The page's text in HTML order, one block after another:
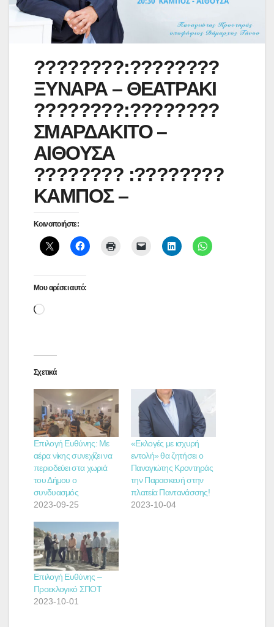
????????:????????
ΞΥΝΑΡΑ – ΘΕΑΤΡΑΚΙ
????????:????????
ΣΜΑΡΔΑΚΙΤΟ –
ΑΙΘΟΥΣΑ
???????? :????????
ΚΑΜΠΟΣ –
Κοινοποιήστε:
Μου αρέσει αυτό:
Loading…
Σχετικά
Επιλογή Ευθύνης: Με
αέρα νίκης συνεχίζει να
περιοδεύει στα χωριά
του Δήμου ο
συνδυασμός
2023-09-25
«Εκλογές με ισχυρή
εντολή» θα ζητήσει ο
Παναγιώτης Κροντηράς
την Παρασκευή στην
πλατεία Παντανάσσης!
2023-10-04
Επιλογή Ευθύνης –
Προεκλογικό ΣΠΟΤ
2023-10-01